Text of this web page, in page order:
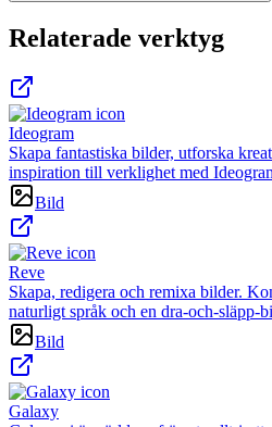
Relaterade verktyg
Ideogram
Skapa fantastiska bilder, utforska
inspiration till verklighet med
Bild
Reve
Skapa, redigera och remixa bilder.
naturligt språk och en dra-och-släpp-
Bild
Galaxy